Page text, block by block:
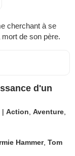
cherchant à se
de son père.
d'un
| Action ,Aventure
Hammer,Tom